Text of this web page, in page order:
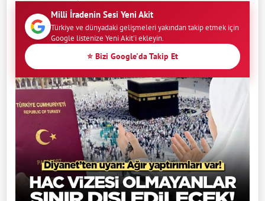
Milli İradenin Sesi Yeni Akit
Türkiye ve dünyadaki gelişmeleri yakından takip etmek için
Google listenize Yeni Akit'i ekleyin.
⭐ Bizi Google'da Takip Et